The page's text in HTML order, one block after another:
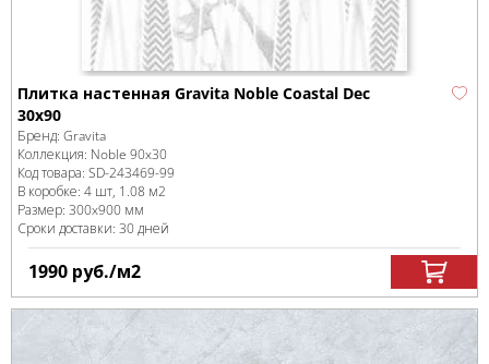
Плитка настенная Gravita Noble Coastal Dec
30x90
Бренд: Gravita
Коллекция: Noble 90x30
Код товара: SD-243469-99
В коробке: 4 шт, 1.08 м2
Размер: 300x900 мм
Сроки доставки: 30 дней
1990 руб./м2